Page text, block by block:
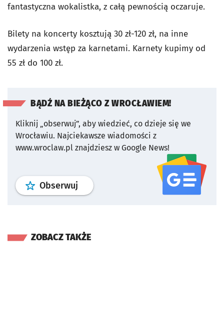
fantastyczna wokalistka, z całą pewnością oczaruje.
Bilety na koncerty kosztują 30 zł-120 zł, na inne
wydarzenia wstęp za karnetami. Karnety kupimy od
55 zł do 100 zł.
BĄDŹ NA BIEŻĄCO Z WROCŁAWIEM!
Kliknij „obserwuj”, aby wiedzieć, co dzieje się we
Wrocławiu. Najciekawsze wiadomości z
www.wroclaw.pl znajdziesz w Google News!
Obserwuj profil serwisu
ZOBACZ TAKŻE